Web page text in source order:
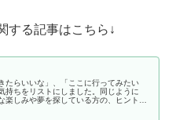
る記事はこちら↓
たらいいな」、「ここに行ってみたい
ちをリストにしました。同じように
楽しみや夢を探している方の、ヒントや